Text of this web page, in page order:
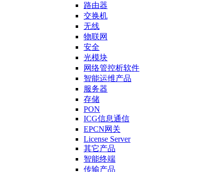
路由器
交换机
无线
物联网
安全
光模块
网络管控析软件
智能运维产品
服务器
存储
PON
ICG信息通信
EPCN网关
License Server
其它产品
智能终端
传输产品